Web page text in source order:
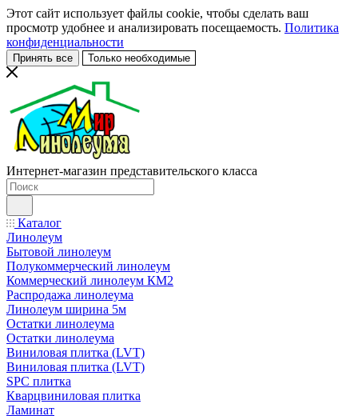
Этот сайт использует файлы cookie, чтобы сделать ваш
просмотр удобнее и анализировать посещаемость. Политика
конфиденциальности
Принять все Только необходимые
Интернет-магазин представительского класса
Каталог
Линолеум
Бытовой линолеум
Полукоммерческий линолеум
Коммерческий линолеум КМ2
Распродажа линолеума
Линолеум ширина 5м
Остатки линолеума
Остатки линолеума
Виниловая плитка (LVT)
Виниловая плитка (LVT)
SPC плитка
Кварцвиниловая плитка
Ламинат